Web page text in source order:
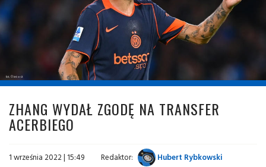
fot. © inter.it
ZHANG WYDAŁ ZGODĘ NA TRANSFER
ACERBIEGO
1 września 2022 | 15:49 Redaktor:
Hubert Rybkowski